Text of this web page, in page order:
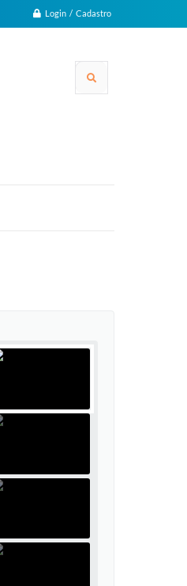
Login / Cadastro